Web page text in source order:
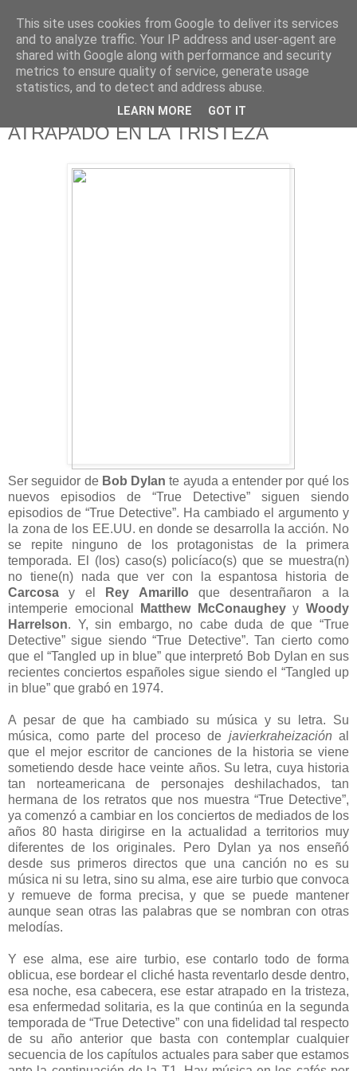
625 RANAS
LA TELEVISIÓN DESDE EL PUNTO DE VISTA BATRACIO
ATRAPADO EN LA TRISTEZA
Ser seguidor de Bob Dylan te ayuda a entender por qué los
nuevos episodios de “True Detective” siguen siendo
episodios de “True Detective”. Ha cambiado el argumento y
la zona de los EE.UU. en donde se desarrolla la acción. No
se repite ninguno de los protagonistas de la primera
temporada. El (los) caso(s) policíaco(s) que se muestra(n)
no tiene(n) nada que ver con la espantosa historia de
Carcosay el Rey Amarillo que desentrañaron a la
intemperie emocional
Matthew McConaugheyyWoody
Harrelson. Y, sin embargo, no cabe duda de que “True
Detective” sigue siendo “True Detective”. Tan cierto como
que el “Tangled up in blue” que interpretó Bob Dylan en sus
recientes conciertos españoles sigue siendo el “Tangled up
in blue” que grabó en 1974.
A pesar de que ha cambiado su música y su letra. Su
música, como parte del proceso de javierkraheización al
que el mejor escritor de canciones de la historia se viene
sometiendo desde hace veinte años. Su letra, cuya historia
tan norteamericana de personajes deshilachados, tan
hermana de los retratos que nos muestra “True Detective”,
ya comenzó a cambiar en los conciertos de mediados de los
años 80 hasta dirigirse en la actualidad a territorios muy
diferentes de los originales. Pero Dylan ya nos enseñó
desde sus primeros directos que una canción no es su
música ni su letra, sino su alma, ese aire turbio que convoca
y remueve de forma precisa, y que se puede mantener
aunque sean otras las palabras que se nombran con otras
melodías.
Y ese alma, ese aire turbio, ese contarlo todo de forma
oblicua, ese bordear el cliché hasta reventarlo desde dentro,
esa noche, esa cabecera, ese estar atrapado en la tristeza,
esa enfermedad solitaria, es la que continúa en la segunda
temporada de “True Detective” con una fidelidad tal respecto
de su año anterior que basta con contemplar cualquier
secuencia de los capítulos actuales para saber que estamos
This site uses cookies from Google to deliver its services
and to analyze traffic. Your IP address and user-agent are
shared with Google along with performance and security
metrics to ensure quality of service, generate usage
statistics, and to detect and address abuse.
LEARN MORE GOT IT